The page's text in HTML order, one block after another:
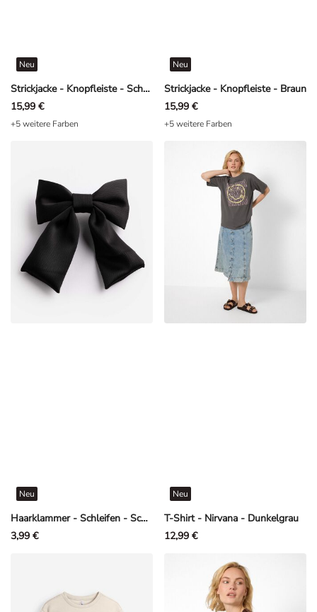
Strickjacke - Knopfleiste - Schwarz
Neu
15,99 €
+5 weitere Farben
Strickjacke - Knopfleiste - Braun
Neu
15,99 €
+5 weitere Farben
Haarklammer - Schleifen - Schwarz
Neu
3,99 €
T-Shirt - Nirvana - Dunkelgrau
Neu
12,99 €